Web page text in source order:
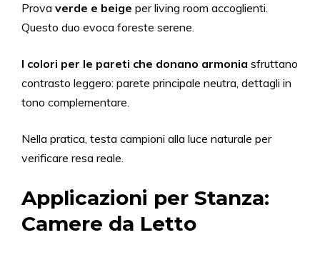
Prova verde e beige per living room accoglienti.
Questo duo evoca foreste serene.
I colori per le pareti che donano armonia sfruttano
contrasto leggero: parete principale neutra, dettagli in
tono complementare.
Nella pratica, testa campioni alla luce naturale per
verificare resa reale.
Applicazioni per Stanza:
Camere da Letto